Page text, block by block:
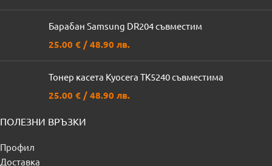
Барабан Samsung DR204 съвместим
25.00 € / 48.90 лв.
Тонер касета Kyocera TK5240 съвместима
25.00 € / 48.90 лв.
ПОЛЕЗНИ ВРЪЗКИ
Профил
Доставка